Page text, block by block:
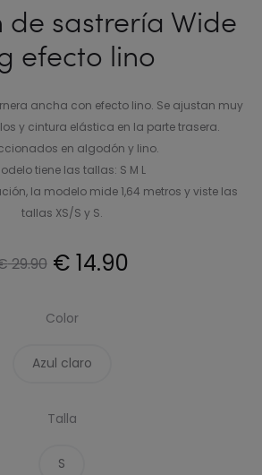
de sastrería Wide
efecto lino
ancha con efecto lino. Se ajustan muy
y cintura elástica en la parte trasera.
en algodón y lino.
tiene las tallas: S M L
la modelo mide 1,64 metros y viste las
tallas XS/S y S.
29.90 El
precio
€ 14.90El
Color
Azul claro
Talla
S